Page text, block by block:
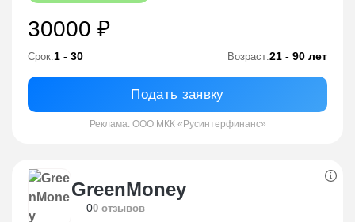
30000 ₽
Срок:1 - 30 Возраст:21 - 90 лет
Подать заявку
Реклама: ООО МКК «Русинтерфинанс»
GreenMoney
00 отзывов